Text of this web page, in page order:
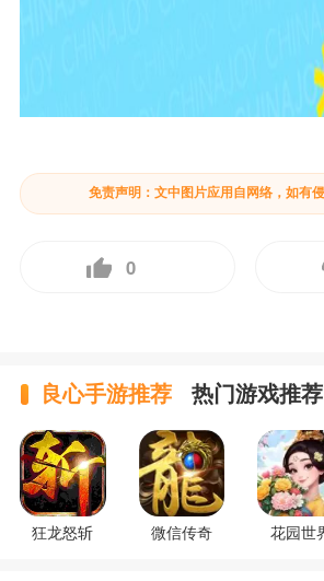
免责声明：文中图片应用自网络，如有
0
良心手游推荐 热门游戏推荐
狂龙怒斩 微信传奇 花园世